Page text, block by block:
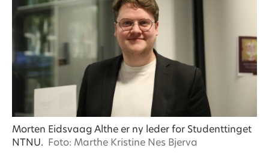
Morten Eidsvaag Althe er ny leder for Studenttinget
NTNU. Foto: Marthe Kristine Nes Bjerva